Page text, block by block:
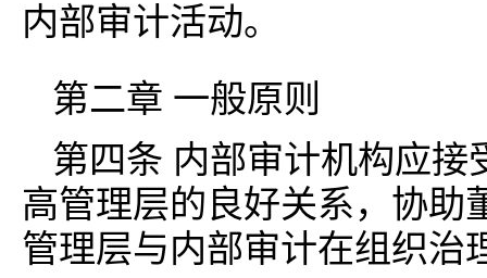
内部审计活动。
第二章 一般原则
第四条 内部审计机构应
高管理层的良好关系，协助
管理层与内部审计在组织治